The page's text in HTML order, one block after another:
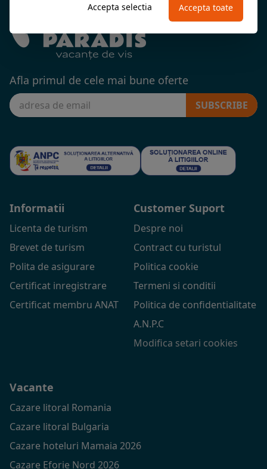
Afla primul de cele mai bune oferte
SUBSCRIBE
Informatii
Licenta de turism
Brevet de turism
Polita de asigurare
Certificat inregistrare
Certificat membru ANAT
Customer Suport
Despre noi
Contract cu turistul
Politica cookie
Termeni si conditii
Politica de confidentialitate
A.N.P.C
Modifica setari cookies
Vacante
Cazare litoral Romania
Cazare litoral Bulgaria
Cazare hoteluri Mamaia 2026
Cazare Eforie Nord 2026
Accepta selectia Accepta toate